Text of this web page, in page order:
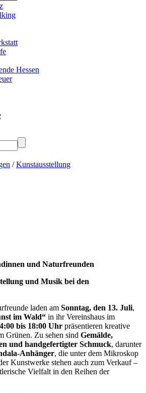
Hessen
/Kunstausstellung
und Naturfreunden
und Musik bei den
laden am Sonntag, den 13. Juli,
im Wald“ in ihr Vereinshaus im
bis 18:00 Uhr präsentieren kreative
Grünen. Zu sehen sind Gemälde,
und handgefertigter Schmuck, darunter
Anhänger, die unter dem Mikroskop
Kunstwerke stehen auch zum Verkauf –
Vielfalt in den Reihen der